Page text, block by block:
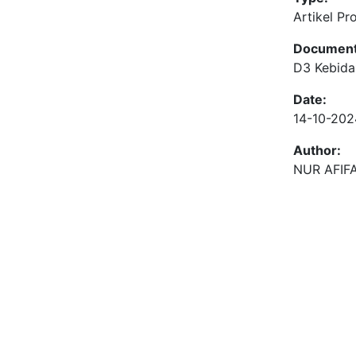
Artikel
D3
Date:
14-10-
Author:
NUR